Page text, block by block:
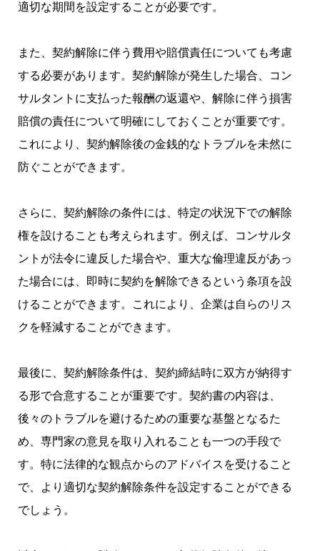
適切な期間を設定することが必要です。
また、契約解除に伴う費用や賠償責任についても考慮
する必要があります。契約解除が発生した場合、コン
サルタントに支払った報酬の返還や、解除に伴う損害
賠償の責任について明確にしておくことが重要です。
これにより、契約解除後の金銭的なトラブルを未然に
防ぐことができます。
さらに、契約解除の条件には、特定の状況下での解除
権を設けることも考えられます。例えば、コンサルタ
ントが法令に違反した場合や、重大な倫理違反があっ
た場合には、即時に契約を解除できるという条項を設
けることができます。これにより、企業は自らのリス
クを軽減することができます。
最後に、契約解除条件は、契約締結時に双方が納得す
る形で合意することが重要です。契約書の内容は、
後々のトラブルを避けるための重要な基盤となるた
め、専門家の意見を取り入れることも一つの手段で
す。特に法律的な観点からのアドバイスを受けること
で、より適切な契約解除条件を設定することができる
でしょう。